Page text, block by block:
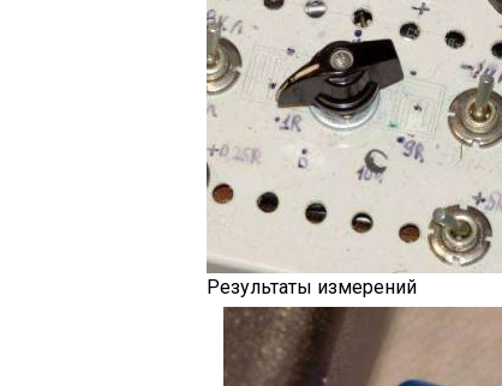
Результаты измерений